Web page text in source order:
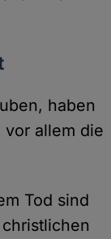
haben
allem die
Tod sind